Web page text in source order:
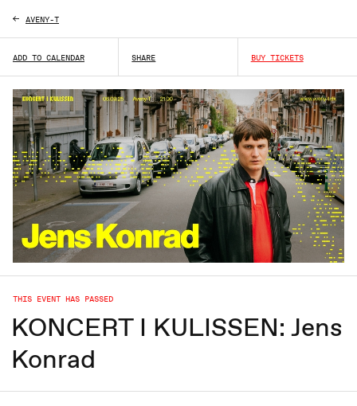
ADD TO CALENDAR SHARE BUY TICKETS
THIS EVENT HAS PASSED
KONCERT I KULISSEN: Jens
Konrad
AVENY-T